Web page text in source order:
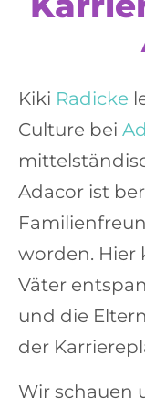
Kiki Radicke
Culture bei
Adacor ist
worden. Hier
Väter
und die
der
Wir schauen